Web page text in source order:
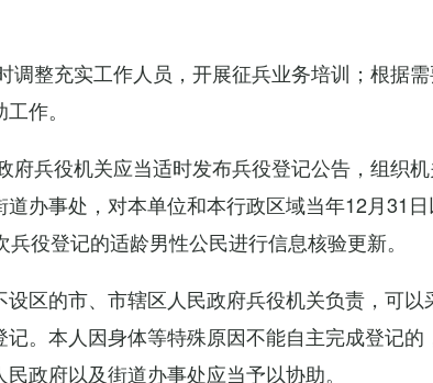
整充实工作人员，开展征兵业务培训；根据
作。
兵役机关应当适时发布兵役登记公告，组织
办事处，对本单位和本行政区域当年12月31
役登记的适龄男性公民进行信息核验更新。
区的市、市辖区人民政府兵役机关负责，可以
。本人因身体等特殊原因不能自主完成登记的
政府以及街道办事处应当予以协助。